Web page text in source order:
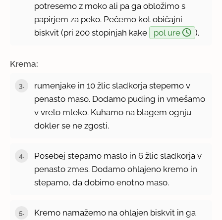
potresemo z moko ali pa ga obložimo s
papirjem za peko. Pečemo kot običajni
biskvit (pri 200 stopinjah kake
pol ure ).
Krema:
rumenjake in 10 žlic sladkorja stepemo v
penasto maso. Dodamo puding in vmešamo
v vrelo mleko. Kuhamo na blagem ognju
dokler se ne zgosti.
Posebej stepamo maslo in 6 žlic sladkorja v
penasto zmes. Dodamo ohlajeno kremo in
stepamo, da dobimo enotno maso.
Kremo namažemo na ohlajen biskvit in ga